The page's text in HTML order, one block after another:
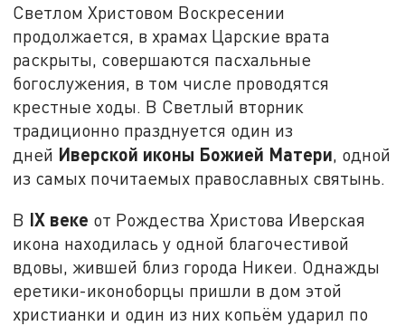
Светлом Христовом Воскресении
продолжается, в храмах Царские врата
раскрыты, совершаются пасхальные
богослужения, в том числе проводятся
крестные ходы. В Светлый вторник
традиционно празднуется один из
дней Иверской иконы Божией Матери, одной
из самых почитаемых православных святынь.
В IX веке от Рождества Христова Иверская
икона находилась у одной благочестивой
вдовы, жившей близ города Никеи. Однажды
еретики-иконоборцы пришли в дом этой
христианки и один из них копьём ударил по